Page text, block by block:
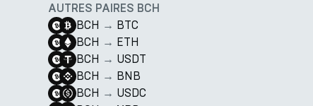
AUTRES PAIRES BCH
BCH → BTC
BCH → ETH
BCH → USDT
BCH → BNB
BCH → USDC